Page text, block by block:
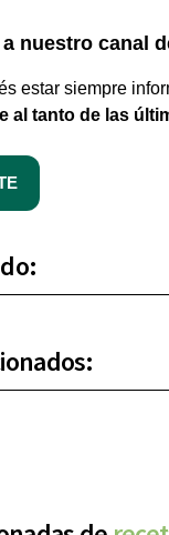
nuestro canal
estar siempre
al tanto de las